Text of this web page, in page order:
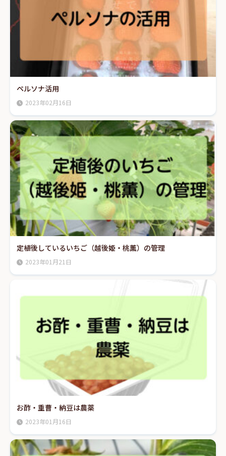
ペルソナ活用
2023年02月16日
定植後しているいちご（越後姫・桃薫）の管理
2023年01月21日
お酢・重曹・納豆は農薬
2023年01月16日